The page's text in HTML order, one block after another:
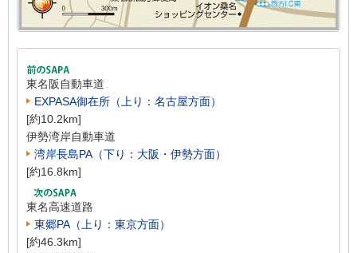
東名阪自動車道
EXPASA御在所（上り：名古屋方面）
[約10.2km]
伊勢湾岸自動車道
湾岸長島PA（下り：大阪・伊勢方面）
[約16.8km]
東名高速道路
東郷PA（上り：東京方面）
[約46.3km]